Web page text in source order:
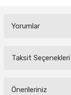
Yorumlar
Taksit Seçenekleri
Önerileriniz